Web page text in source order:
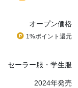
オープン価格
1%ポイント 還元
セーラー服・学生服
2024年発売